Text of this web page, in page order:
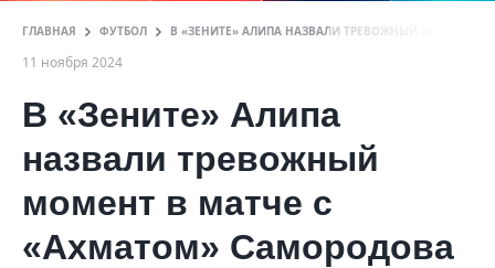
ГЛАВНАЯ ФУТБОЛ В «ЗЕНИТЕ» АЛИПА НАЗВАЛИ ТРЕВОЖНЫЙ МОМЕНТ В
11 ноября 2024
В «Зените» Алипа
назвали тревожный
момент в матче с
«Ахматом» Самородова